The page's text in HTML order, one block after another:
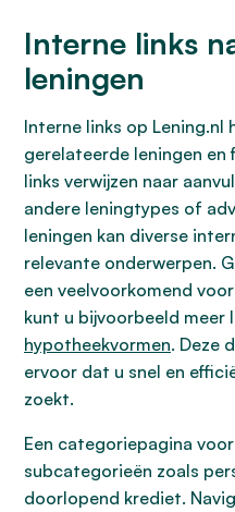
Interne links
leningen
Interne links op Lening.nl
gerelateerde leningen
links verwijzen naar
andere leningtypes of
leningen kan diverse
relevante onderwerpen.
een veelvoorkomend
kunt u bijvoorbeeld meer
hypotheekvormen. Deze
ervoor dat u snel en
zoekt.
Een categoriepagina
subcategorieën zoals
doorlopend krediet.